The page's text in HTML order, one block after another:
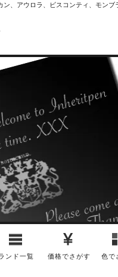
、アウロラ、ビスコンティ、モン
ンド一覧 価格でさがす 色で